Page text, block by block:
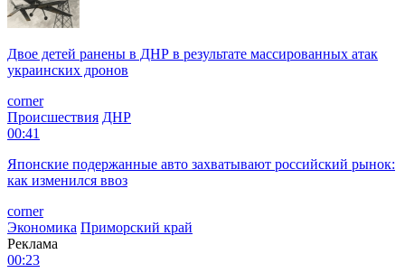
Двое детей ранены в ДНР в результате массированных атак
украинских дронов
corner
Происшествия ДНР
00:41
Японские подержанные авто захватывают российский рынок:
как изменился ввоз
corner
Экономика Приморский край
Реклама
00:23